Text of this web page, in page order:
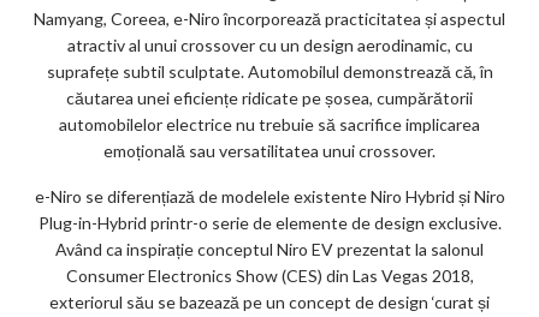
Namyang, Coreea, e-Niro încorporează practicitatea și aspectul
atractiv al unui crossover cu un design aerodinamic, cu
suprafețe subtil sculptate. Automobilul demonstrează că, în
căutarea unei eficiențe ridicate pe șosea, cumpărătorii
automobilelor electrice nu trebuie să sacrifice implicarea
emoțională sau versatilitatea unui crossover.
e-Niro se diferențiază de modelele existente Niro Hybrid și Niro
Plug-in-Hybrid printr-o serie de elemente de design exclusive.
Având ca inspirație conceptul Niro EV prezentat la salonul
Consumer Electronics Show (CES) din Las Vegas 2018,
exteriorul său se bazează pe un concept de design ‘curat și